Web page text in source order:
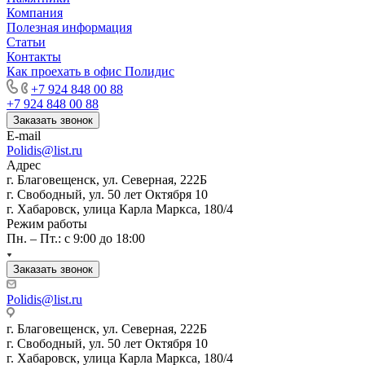
Компания
Полезная информация
Статьи
Контакты
Как проехать в офис Полидис
+7 924 848 00 88
+7 924 848 00 88
Заказать звонок
E-mail
Polidis@list.ru
Адрес
г. Благовещенск, ул. Северная, 222Б
г. Свободный, ул. 50 лет Октября 10
г. Хабаровск, улица Карла Маркса, 180/4
Режим работы
Пн. – Пт.: с 9:00 до 18:00
Заказать звонок
Polidis@list.ru
г. Благовещенск, ул. Северная, 222Б
г. Свободный, ул. 50 лет Октября 10
г. Хабаровск, улица Карла Маркса, 180/4